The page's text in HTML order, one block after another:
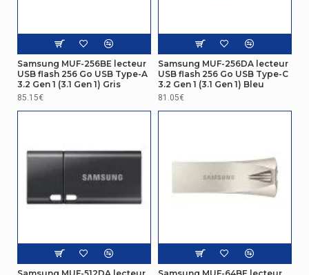
Samsung MUF-256BE lecteur
USB flash 256 Go USB Type-A
3.2 Gen 1 (3.1 Gen 1) Gris
85.15€
Samsung MUF-256DA lecteur
USB flash 256 Go USB Type-C
3.2 Gen 1 (3.1 Gen 1) Bleu
81.05€